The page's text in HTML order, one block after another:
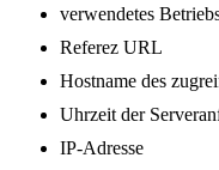
verwendetes
Referez URL
Hostname des
Uhrzeit der
IP-Adresse